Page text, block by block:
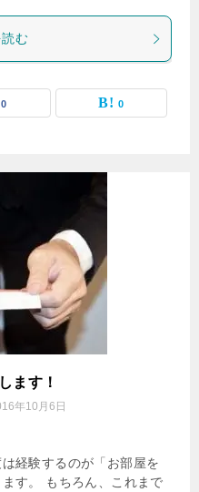
む
0 0
ます！
年10月6日
経験するのが「お部屋を
す。 もちろん、これまで